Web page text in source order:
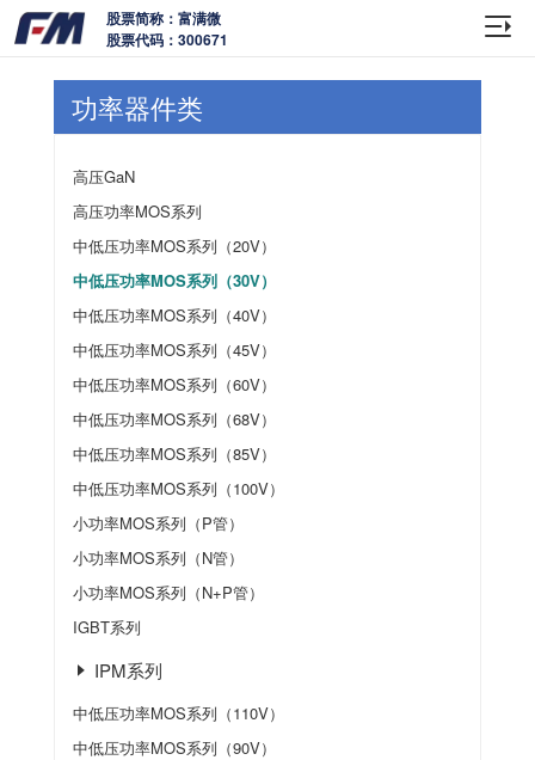
股票简称：富满微
股票代码：300671
功率器件类
高压GaN
高压功率MOS系列
中低压功率MOS系列（20V）
中低压功率MOS系列（30V）
中低压功率MOS系列（40V）
中低压功率MOS系列（45V）
中低压功率MOS系列（60V）
中低压功率MOS系列（68V）
中低压功率MOS系列（85V）
中低压功率MOS系列（100V）
小功率MOS系列（P管）
小功率MOS系列（N管）
小功率MOS系列（N+P管）
IGBT系列
IPM系列
中低压功率MOS系列（110V）
中低压功率MOS系列（90V）